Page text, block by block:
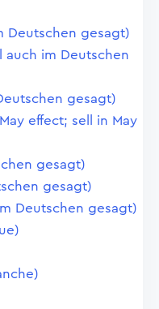
Deutschen gesagt)
auch im Deutschen
gesagt)
effect; sell in May
gesagt)
gesagt)
Deutschen gesagt)